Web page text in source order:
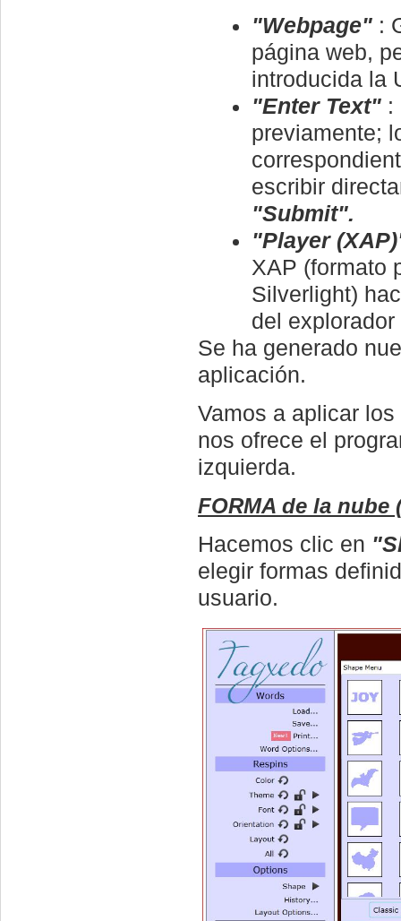
"Webpage" :
página web,
introducida la
"Enter Text" :
previamente;
escribir
"Submit".
"Player
XAP (formato
Silverlight)
del
Se ha generado
aplicación.
Vamos a aplicar
nos ofrece el
izquierda.
FORMA de la nube
Hacemos clic en
elegir formas
usuario.